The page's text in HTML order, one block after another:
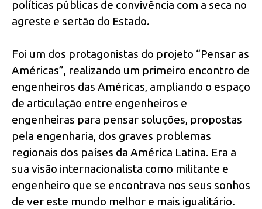
políticas públicas de convivência com a seca no
agreste e sertão do Estado.
Foi um dos protagonistas do projeto “Pensar as
Américas”, realizando um primeiro encontro de
engenheiros das Américas, ampliando o espaço
de articulação entre engenheiros e
engenheiras para pensar soluções, propostas
pela engenharia, dos graves problemas
regionais dos países da América Latina. Era a
sua visão internacionalista como militante e
engenheiro que se encontrava nos seus sonhos
de ver este mundo melhor e mais igualitário.